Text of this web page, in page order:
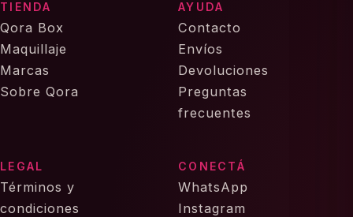
TIENDA
Qora Box
Maquillaje
Marcas
Sobre Qora
AYUDA
Contacto
Envíos
Devoluciones
Preguntas
frecuentes
LEGAL
Términos y
condiciones
CONECTÁ
WhatsApp
Instagram